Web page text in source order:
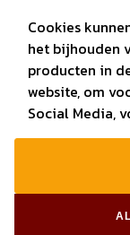
Cookies
het bijhouden
producten in
website, om
Social Media,